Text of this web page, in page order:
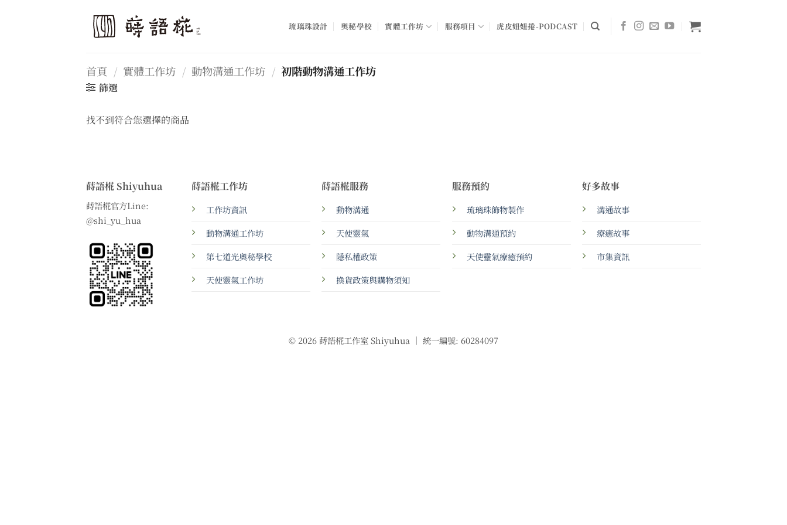
琉璃珠設計 奧秘學校 實體工作坊 服務項目 虎皮妞妞捲-PODCAST
首頁 / 實體工作坊 / 動物溝通工作坊 / 初階動物溝通工作坊
篩選
找不到符合您選擇的商品
蒔語椛 Shiyuhua
蒔語椛官方Line:
@shi_yu_hua
蒔語椛工作坊
工作坊資訊
動物溝通工作坊
第七道光奧秘學校
天使靈氣工作坊
蒔語椛服務
動物溝通
天使靈氣
隱私權政策
換貨政策與購物須知
服務預約
琉璃珠飾物製作
動物溝通預約
天使靈氣療癒預約
好多故事
溝通故事
療癒故事
市集資訊
© 2026 蒔語椛工作室 Shiyuhua ｜ 統一編號: 60284097